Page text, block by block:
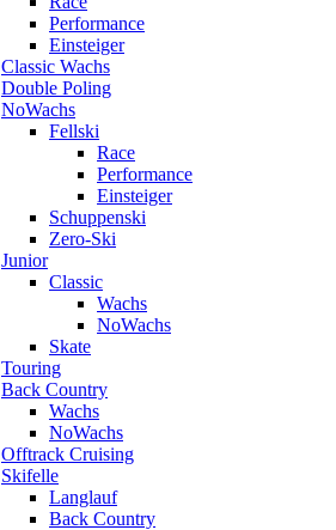
Performance
Einsteiger
Classic Wachs
Double Poling
NoWachs
Fellski
Race
Performance
Einsteiger
Schuppenski
Zero-Ski
Junior
Classic
Wachs
NoWachs
Skate
Touring
Back Country
Wachs
NoWachs
Offtrack Cruising
Skifelle
Langlauf
Back Country